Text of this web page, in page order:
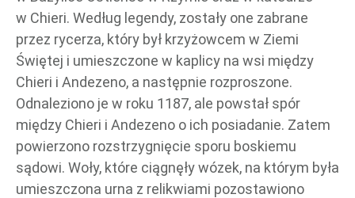
w Chieri. Według legendy, zostały one zabrane
przez rycerza, który był krzyżowcem w Ziemi
Świętej i umieszczone w kaplicy na wsi między
Chieri i Andezeno, a następnie rozproszone.
Odnaleziono je w roku 1187, ale powstał spór
między Chieri i Andezeno o ich posiadanie. Zatem
powierzono rozstrzygnięcie sporu boskiemu
sądowi. Woły, które ciągnęły wózek, na którym była
umieszczona urna z relikwiami pozostawiono